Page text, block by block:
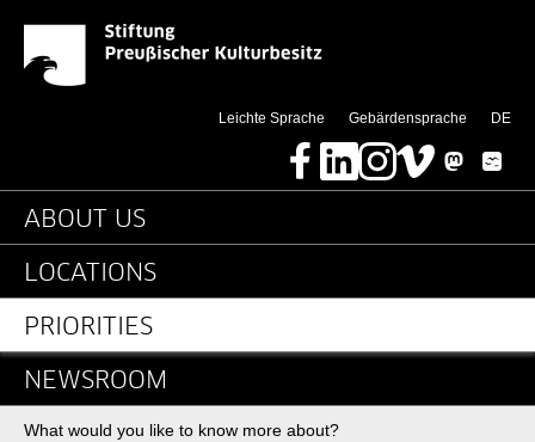
Jump directly to:
News-Detail-
Leichte Sprache Gebärdensprache DE
FacebookLinkedInInstagram
Vimeo MastodonBluesky
Main navigation
ABOUT US
LOCATIONS
PRIORITIES
NEWSROOM
Search
What would you like to know more about?